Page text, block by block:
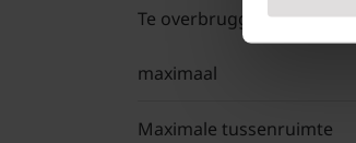
Te overbruggen afstand
maximaal
Maximale tussenruimte